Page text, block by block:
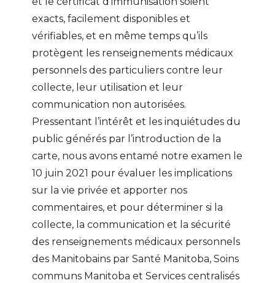
exacts, facilement disponibles et
vérifiables, et en même temps qu’ils
protègent les renseignements médicaux
personnels des particuliers contre leur
collecte, leur utilisation et leur
communication non autorisées.
Pressentant l’intérêt et les inquiétudes du
public générés par l’introduction de la
carte, nous avons entamé notre examen le
10 juin 2021 pour évaluer les implications
sur la vie privée et apporter nos
commentaires, et pour déterminer si la
collecte, la communication et la sécurité
des renseignements médicaux personnels
des Manitobains par Santé Manitoba, Soins
communs Manitoba et Services centralisés